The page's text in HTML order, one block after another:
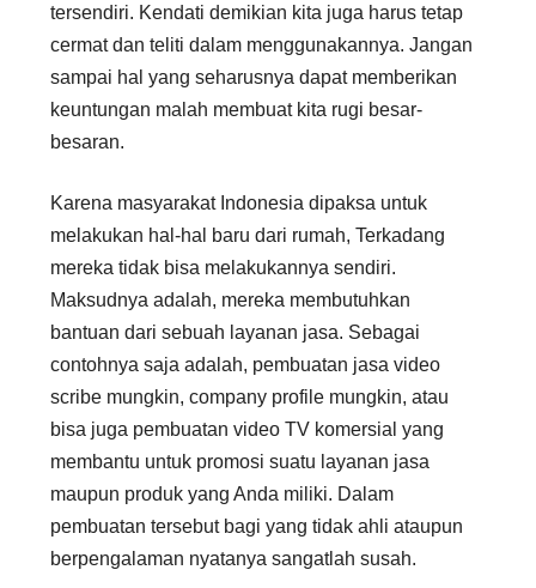
tersendiri. Kendati demikian kita juga harus tetap
cermat dan teliti dalam menggunakannya. Jangan
sampai hal yang seharusnya dapat memberikan
keuntungan malah membuat kita rugi besar-
besaran.
Karena masyarakat Indonesia dipaksa untuk
melakukan hal-hal baru dari rumah, Terkadang
mereka tidak bisa melakukannya sendiri.
Maksudnya adalah, mereka membutuhkan
bantuan dari sebuah layanan jasa. Sebagai
contohnya saja adalah, pembuatan jasa video
scribe mungkin, company profile mungkin, atau
bisa juga pembuatan video TV komersial yang
membantu untuk promosi suatu layanan jasa
maupun produk yang Anda miliki. Dalam
pembuatan tersebut bagi yang tidak ahli ataupun
berpengalaman nyatanya sangatlah susah.